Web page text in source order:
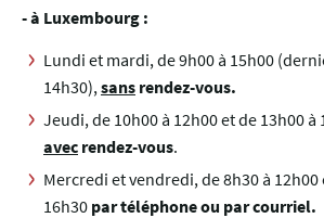
- à Luxembourg :
Lundi et mardi, de 9h00 à 15h00
14h30), sans rendez-vous.
Jeudi, de 10h00 à 12h00 et de 13h00 à
avec rendez-vous.
Mercredi et vendredi, de 8h30 à 12h00
16h30 par téléphone ou par courriel.